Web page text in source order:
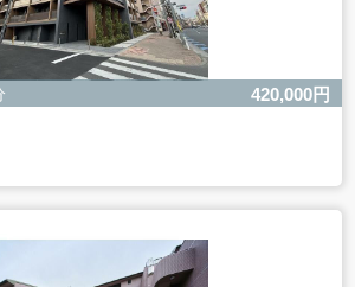
グス 個人情報問合せ窓口
鷹番2-5-21
アドレス privacy@balleggs.co.jp
：30～17：00 ※弊社公休日を除く
目をいただけない場合、適切な対応がで
ます。
420,000円